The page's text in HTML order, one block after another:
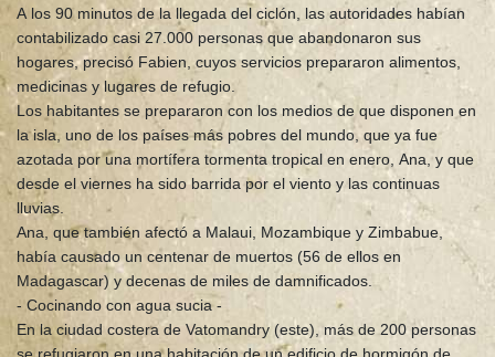
A los 90 minutos de la llegada del ciclón, las autoridades habían
contabilizado casi 27.000 personas que abandonaron sus
hogares, precisó Fabien, cuyos servicios prepararon alimentos,
medicinas y lugares de refugio.
Los habitantes se prepararon con los medios de que disponen en
la isla, uno de los países más pobres del mundo, que ya fue
azotada por una mortífera tormenta tropical en enero, Ana, y que
desde el viernes ha sido barrida por el viento y las continuas
lluvias.
Ana, que también afectó a Malaui, Mozambique y Zimbabue,
había causado un centenar de muertos (56 de ellos en
Madagascar) y decenas de miles de damnificados.
- Cocinando con agua sucia -
En la ciudad costera de Vatomandry (este), más de 200 personas